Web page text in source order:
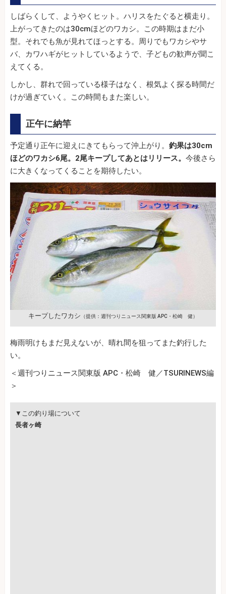
しばらくして、ようやくヒット。ハリスをたぐると横走り。
上がってきたのは30cmほどのワカシ。この時期はまだ小
型。それでも魚が見れてほっとする。周りでもワカシやサ
バ、カワハギがヒットしているようで、子どもの歓声が聞こ
えてくる。
しかし、群れで回っている様子はなく、根気よく探る時間だ
けが過ぎていく。この時間もまた楽しい。
正午に納竿
予定通り正午に迎えにきてもらって沖上がり。 釣果は30cm
ほどのワカシ6尾。2尾キープしてあとはリリース。 今後さら
に大きくなってくることを期待したい。
キープしたワカシ （提供：週刊つりニュース関東版 APC・松崎 健）
梅雨明けもまだ見えないが、晴れ間を狙ってまた釣行した
い。
＜週刊つりニュース関東版 APC・松崎 健／TSURINEWS編
＞
▼この釣り場について
長者ヶ崎